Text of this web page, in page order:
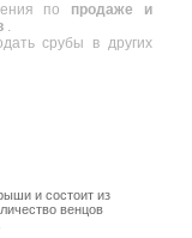
по продаже и
.
срубы в других
и состоит из
венцов